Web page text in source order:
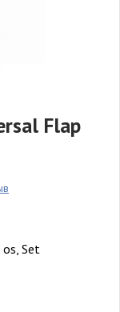
Flap
Set